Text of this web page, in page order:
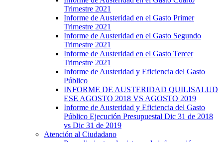
Trimestre 2021
Informe de Austeridad en el Gasto Primer
Trimestre 2021
Informe de Austeridad en el Gasto Segundo
Trimestre 2021
Informe de Austeridad en el Gasto Tercer
Trimestre 2021
Informe de Austeridad y Eficiencia del Gasto
Público
INFORME DE AUSTERIDAD QUILISALUD
ESE AGOSTO 2018 VS AGOSTO 2019
Informe de Austeridad y Eficiencia del Gasto
Público Ejecución Presupuestal Dic 31 de 2018
vs Dic 31 de 2019
Atención al Ciudadano